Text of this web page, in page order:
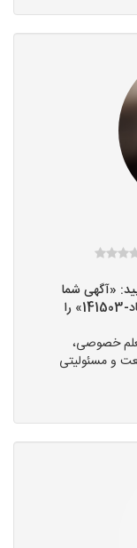
«آگهی شما
را در سایت هزار استاد دیده ام و کد «استاد-141503» را
خصوصی،
و مسئولیتی